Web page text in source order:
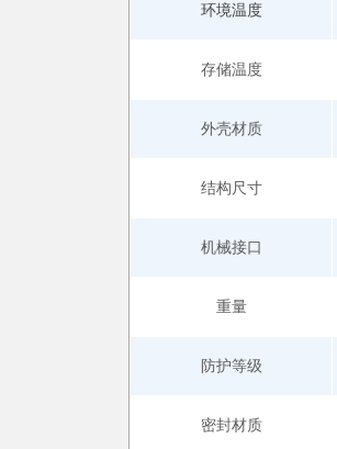
环境温度
存储温度
外壳材质
结构尺寸
机械接口
重量
防护等级
密封材质